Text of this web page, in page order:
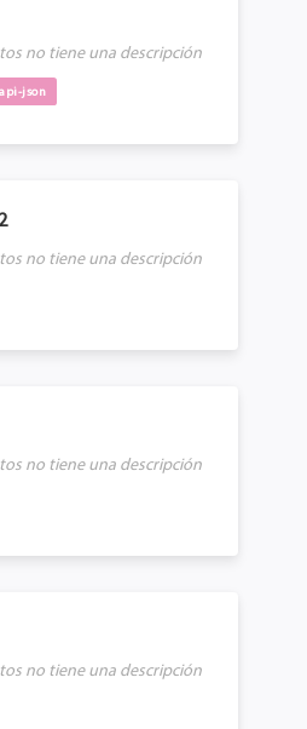
no tiene una descripción
json
no tiene una descripción
no tiene una descripción
no tiene una descripción